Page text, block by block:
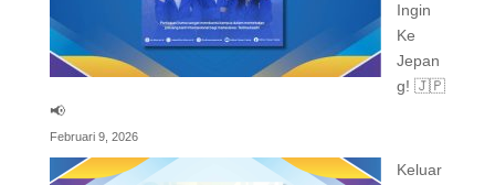
Ingin
Ke
Jepan
g! 🇯🇵
📢
Februari 9, 2026
Keluar